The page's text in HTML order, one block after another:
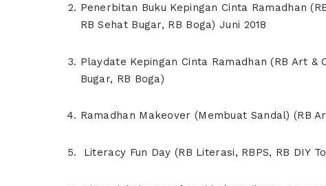
Penerbitan Buku Kepingan Cinta Ramadhan
RB Sehat Bugar, RB Boga) Juni 2018
Playdate Kepingan Cinta Ramadhan (RB Art &
Bugar, RB Boga)
Ramadhan Makeover (Membuat Sandal) (RB
Literacy Fun Day (RB Literasi, RBPS, RB DIY